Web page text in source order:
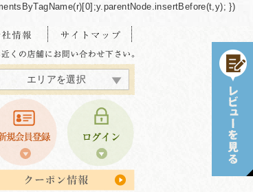
})
エリアを選択
北海道エリア
東北エリア
関東エリア
東海・北陸エリア
関西エリア
中四国エリア
九州エリア
沖縄エリア